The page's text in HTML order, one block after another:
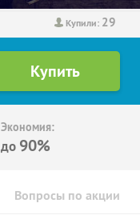
Купили: 29
Экономия:
до 90%
Вопросы по акции